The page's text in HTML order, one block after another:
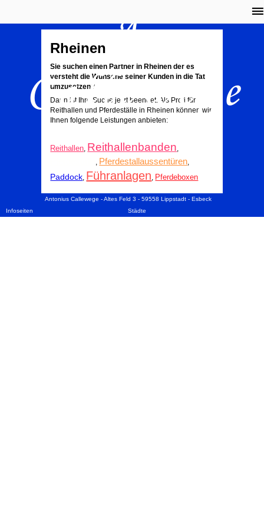
A.
Callewege
Rheinen
Sie suchen einen Partner in Rheinen der es
versteht die Wünsche seiner Kunden in die Tat
umzusetzen?
Dann ist Ihre Suche jetzt beendet. Als Profi für
Reithallen und Pferdeställe in Rheinen können wir
Ihnen folgende Leistungen anbieten:
Reithallen, Reithallenbanden,
, Pferdestallaussentüren,
Paddock, Führanlagen, Pferdeboxen
Antonius Callewege - Altes Feld 3 - 59558 Lippstadt - Esbeck
Infoseiten
Städte